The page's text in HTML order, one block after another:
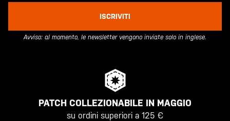
ISCRIVITI
Avviso: al momento, le newsletter vengono inviate solo in inglese.
PATCH COLLEZIONABILE IN MAGGIO
su ordini superiori a 125 €